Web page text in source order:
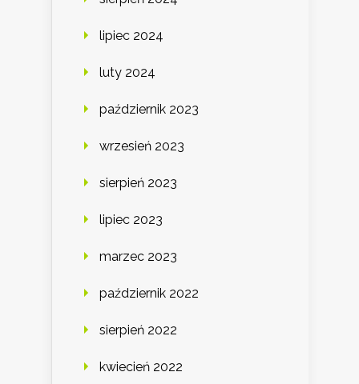
lipiec 2024
luty 2024
październik 2023
wrzesień 2023
sierpień 2023
lipiec 2023
marzec 2023
październik 2022
sierpień 2022
kwiecień 2022